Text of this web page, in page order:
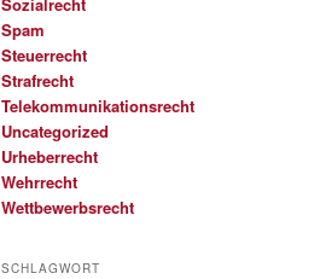
Sozialrecht
Spam
Steuerrecht
Strafrecht
Telekommunikationsrecht
Uncategorized
Urheberrecht
Wehrrecht
Wettbewerbsrecht
SCHLAGWORT